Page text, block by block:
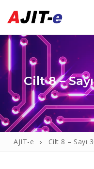
Home
Cilt 8 –
AJIT-e Cilt 8 – Sayı